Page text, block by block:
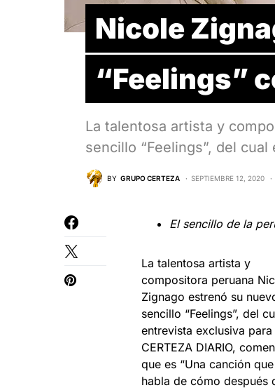
Nicole
“Feelings”
La talentosa artista y
sencillo “Feelings”, del
BY GRUPO CERTEZA SEPTIEMBRE 12, 2020
El sencillo de la
La talentosa artista y
compositora peruana
Zignago estrenó su
sencillo “Feelings”, del
entrevista exclusiva para
CERTEZA DIARIO,
que es “Una canción que
habla de cómo después